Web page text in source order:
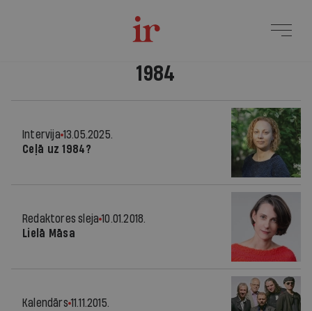
1984
Intervija 13.05.2025.
Ceļā uz 1984?
Redaktores sleja 10.01.2018.
Lielā Māsa
Kalendārs 11.11.2015.